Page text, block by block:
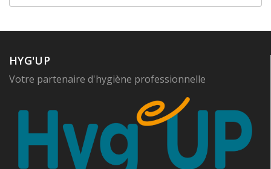
HYG'UP
Votre partenaire d'hygiène professionnelle